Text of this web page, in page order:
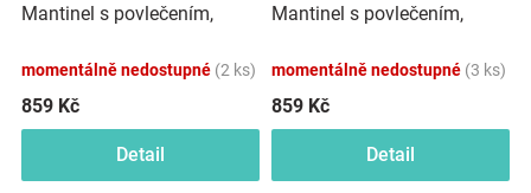
Mantinel s povlečením,
momentálně nedostupné (2 ks)
859 Kč
Detail
Mantinel s povlečením,
momentálně nedostupné (3 ks)
859 Kč
Detail